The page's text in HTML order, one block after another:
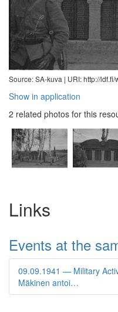
Source: SA-kuva | URI: http://
Show in application
2 related photos for this
Links
Events at the
09.09.1941 — Military
Mäkinen antoi…